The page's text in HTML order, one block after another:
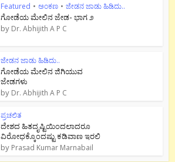
Featured • ಅಂಕಣ • ಜೇಡನ ಜಾಡು ಹಿಡಿದು..
ಗೋಡೆಯ ಮೇಲಿನ ಜೇಡ- ಭಾಗ ೨
by Dr. Abhijith A P C
ಜೇಡನ ಜಾಡು ಹಿಡಿದು..
ಗೋಡೆಯ ಮೇಲಿನ ಜಿಗಿಯುವ
ಜೇಡಗಳು
by Dr. Abhijith A P C
ಪ್ರಚಲಿತ
ದೇಶದ ಹಿತದೃಷ್ಟಿಯಿಂದಲಾದರೂ
ವಿರೋಧಕ್ಕೊಂದಷ್ಟು ಕಡಿವಾಣ ಇರಲಿ
by Prasad Kumar Marnabail